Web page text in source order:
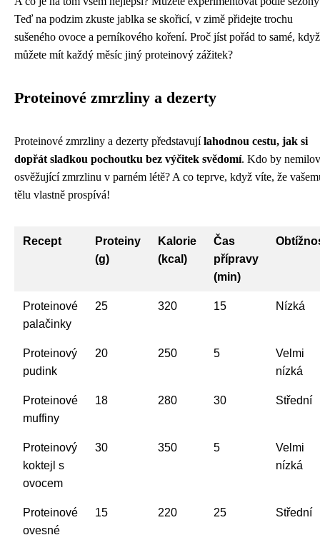
Teď na podzim zkuste jablka se skořicí, v zimě přidejte trochu
sušeného ovoce a perníkového koření. Proč jíst pořád to samé, když
můžete mít každý měsíc jiný proteinový zážitek?
Proteinové zmrzliny a dezerty
Proteinové zmrzliny a dezerty představujílahodnou cestu, jak si
dopřát sladkou pochoutku bez výčitek svědomí. Kdo by
osvěžující zmrzlinu v parném létě? A co teprve, když víte, že
tělu vlastně prospívá!
Recept
Proteiny
(g)
Kalorie
(kcal)
Čas
přípravy
(min)
Proteinové
palačinky
25 320 15 Nízká
Proteinový
pudink
20 250 5
Velmi
nízká
Proteinové
muffiny
18 280 30 Střední
Proteinový
koktejl s
ovocem
30 350 5
Velmi
nízká
Proteinové
ovesné
15 220 25 Střední